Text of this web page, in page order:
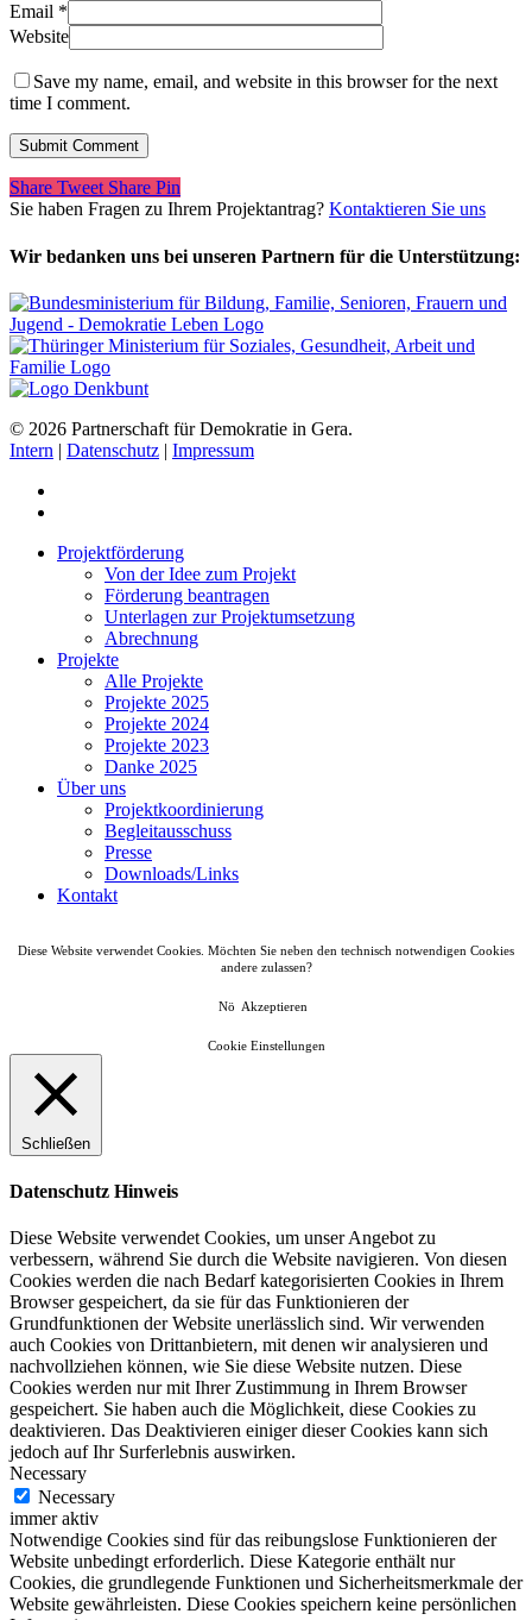
Email *
Website
Save my name, email, and website in this browser for the next
time I comment.
Share Tweet Share Pin
Sie haben Fragen zu Ihrem Projektantrag? Kontaktieren Sie uns
Wir bedanken uns bei unseren Partnern für die Unterstützung:
© 2026 Partnerschaft für Demokratie in Gera.
Intern | Datenschutz | Impressum
Projektförderung
Von der Idee zum Projekt
Förderung beantragen
Unterlagen zur Projektumsetzung
Abrechnung
Projekte
Alle Projekte
Projekte 2025
Projekte 2024
Projekte 2023
Danke 2025
Über uns
Projektkoordinierung
Begleitausschuss
Presse
Downloads/Links
Kontakt
Diese Website verwendet Cookies. Möchten Sie neben den technisch notwendigen Cookies
andere zulassen?
Nö Akzeptieren
Cookie Einstellungen
Schließen
Datenschutz Hinweis
Diese Website verwendet Cookies, um unser Angebot zu
verbessern, während Sie durch die Website navigieren. Von diesen
Cookies werden die nach Bedarf kategorisierten Cookies in Ihrem
Browser gespeichert, da sie für das Funktionieren der
Grundfunktionen der Website unerlässlich sind. Wir verwenden
auch Cookies von Drittanbietern, mit denen wir analysieren und
nachvollziehen können, wie Sie diese Website nutzen. Diese
Cookies werden nur mit Ihrer Zustimmung in Ihrem Browser
gespeichert. Sie haben auch die Möglichkeit, diese Cookies zu
deaktivieren. Das Deaktivieren einiger dieser Cookies kann sich
jedoch auf Ihr Surferlebnis auswirken.
Necessary
Necessary
immer aktiv
Notwendige Cookies sind für das reibungslose Funktionieren der
Website unbedingt erforderlich. Diese Kategorie enthält nur
Cookies, die grundlegende Funktionen und Sicherheitsmerkmale der
Website gewährleisten. Diese Cookies speichern keine persönlichen